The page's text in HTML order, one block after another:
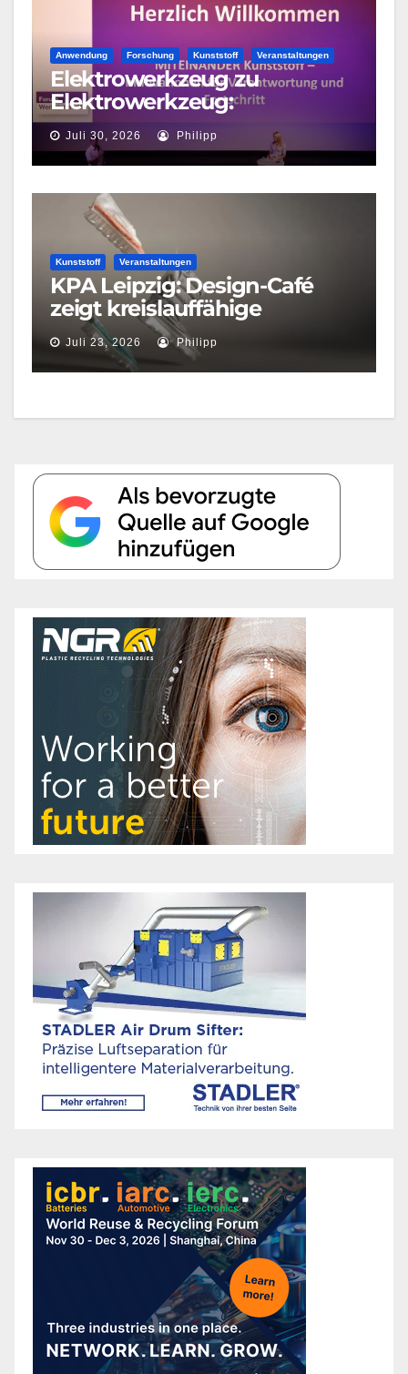
Anwendung Forschung Kunststoff Veranstaltungen
Elektrowerkzeug zu
Elektrowerkzeug:
Miteinander als
Arbeitsprinzip
Juli 30, 2026 Philipp
Kunststoff Veranstaltungen
KPA Leipzig: Design-Café
zeigt kreislauffähige
Produktkonzepte
Juli 23, 2026 Philipp